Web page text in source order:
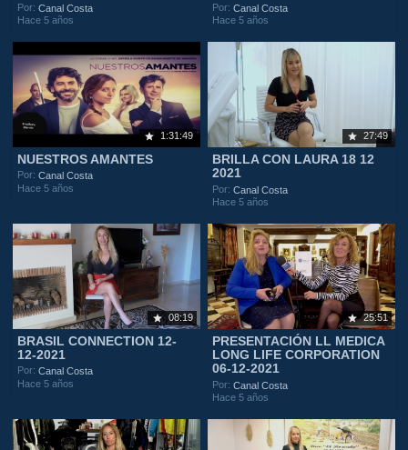
Por:Canal Costa
Hace 5 años
Por:Canal Costa
Hace 5 años
1:31:49
NUESTROS AMANTES
Por:Canal Costa
Hace 5 años
27:49
BRILLA CON LAURA 18 12
2021
Por:Canal Costa
Hace 5 años
08:19
BRASIL CONNECTION 12-
12-2021
Por:Canal Costa
Hace 5 años
25:51
PRESENTACIÓN LL MEDICA
LONG LIFE CORPORATION
06-12-2021
Por:Canal Costa
Hace 5 años